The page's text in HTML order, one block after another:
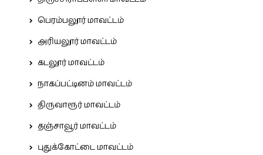
பெரம்பலூர் மாவட்டம்
அரியலூர் மாவட்டம்
கடலூர் மாவட்டம்
நாகப்பட்டினம் மாவட்டம்
திருவாரூர் மாவட்டம்
தஞ்சாவூர் மாவட்டம்
புதுக்கோட்டை மாவட்டம்